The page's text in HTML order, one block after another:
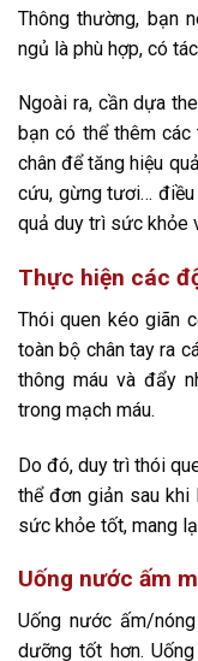
Thông thường, bạn
ngủ là phù hợp, có
Ngoài ra, cần dựa
bạn có thể thêm
chân để tăng hiệu
cứu, gừng tươi…
quả duy trì sức khỏe
Thực hiện các
Thói quen kéo giãn
toàn bộ chân tay ra
thông máu và đẩy
trong mạch máu.
Do đó, duy trì thói
thể đơn giản sau
sức khỏe tốt, mang
Uống nước ấm
Uống nước ấm/
dưỡng tốt hơn.